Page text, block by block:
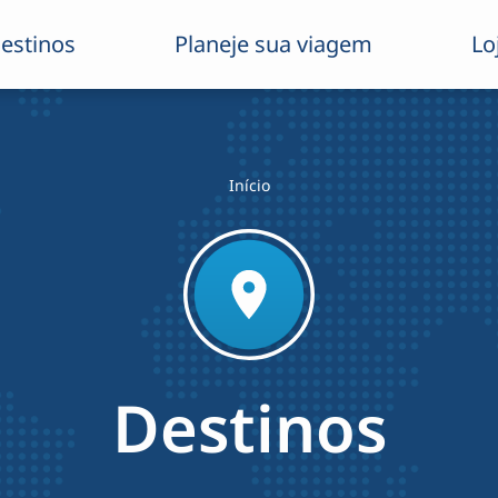
Planeje sua viagem
Início
Destinos